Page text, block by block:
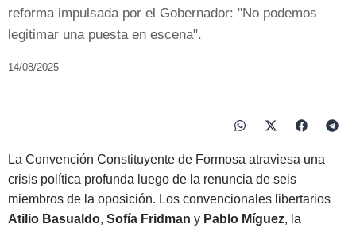
reforma impulsada por el Gobernador: "No podemos
legitimar una puesta en escena".
14/08/2025
La Convención Constituyente de Formosa atraviesa una
crisis política profunda luego de la renuncia de seis
miembros de la oposición. Los convencionales libertarios
Atilio Basualdo, Sofía Fridman y Pablo Míguez, la